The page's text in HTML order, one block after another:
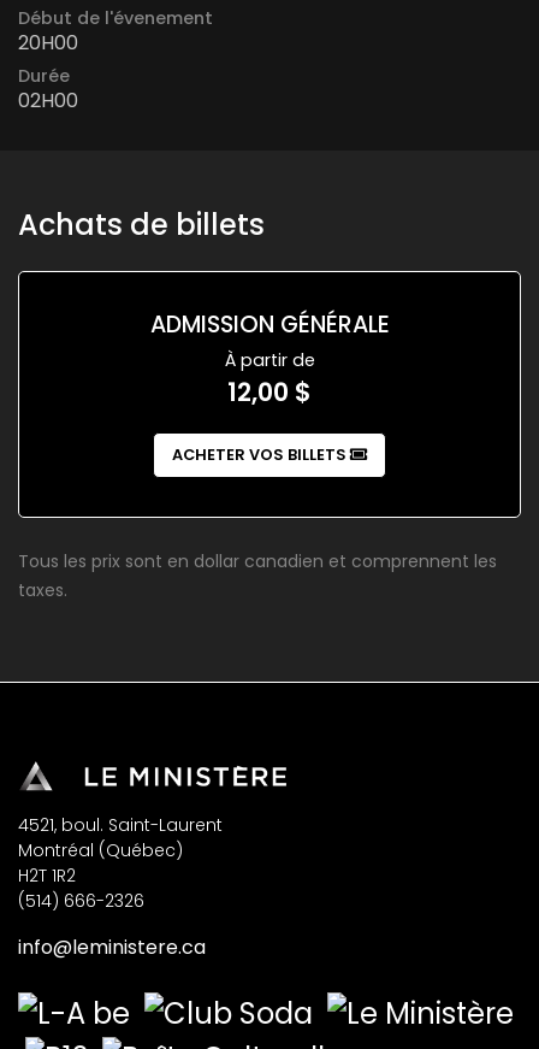
Début de l'évenement
20H00
Durée
02H00
Achats de billets
ADMISSION GÉNÉRALE
À partir de
12,00 $
ACHETER VOS BILLETS
Tous les prix sont en dollar canadien et comprennent les
taxes.
4521, boul. Saint-Laurent
Montréal (Québec)
H2T 1R2
(514) 666-2326
info@leministere.ca